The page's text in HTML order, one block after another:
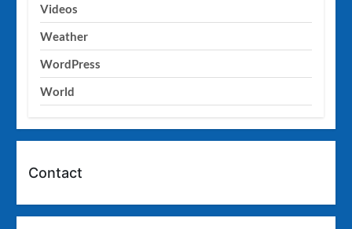
Videos
Weather
WordPress
World
Contact